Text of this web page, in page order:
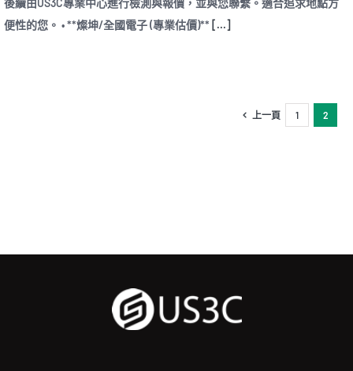
後續由US3C專業中心進行檢測與報價，並與您聯繫。適合追求地點方
便性的您。 • **燦坤/全國電子 (專業估價)** [...]
上一頁 1 2